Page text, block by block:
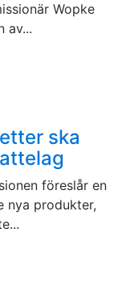
Wopke
av...
ska
föreslår en
nya produkter,